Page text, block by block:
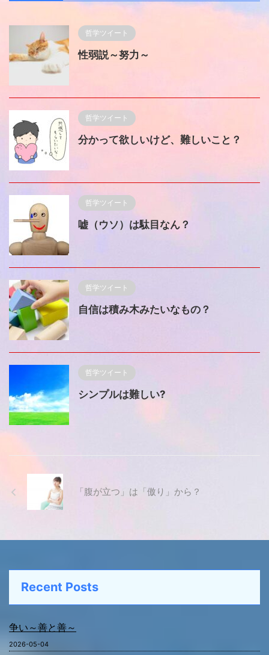
哲学ツイート
性弱説～努力～
哲学ツイート
分かって欲しいけど、難しいこと？
哲学ツイート
嘘（ウソ）は駄目なん？
哲学ツイート
自信は積み木みたいなもの？
哲学ツイート
シンプルは難しい?
「腹が立つ」は「傲り」から？
Recent Posts
争い～善と善～
2026-05-04